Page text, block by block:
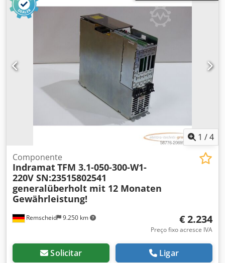
1 /4
Remscheid 9.250 km
Componente
IndramatTFM 3.1-050-300-W1-
220V SN:23515802541
generalüberholt mit 12 Monaten
Gewährleistung!
€ 2.234
Preço fixo acresce IVA
Solicitar Ligar